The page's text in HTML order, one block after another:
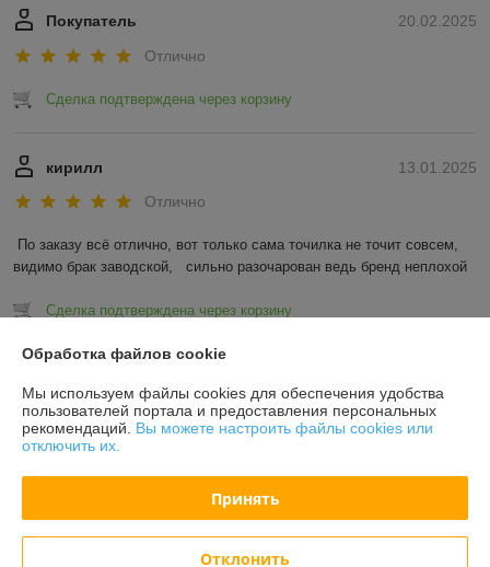
20.02.2025
Покупатель
Отлично
Сделка подтверждена через корзину
13.01.2025
кирилл
Отлично
По заказу всё отлично, вот только сама точилка не точит совсем,
видимо брак заводской,   сильно разочарован ведь бренд неплохой
Сделка подтверждена через корзину
Показать все отзывы
О нас
Доставка и оплата
Обработка файлов cookie
Мы используем файлы cookies для обеспечения удобства
пользователей портала и предоставления персональных
рекомендаций. Вы можете настроить файлы cookies или
отключить их.
Принять
Отклонить